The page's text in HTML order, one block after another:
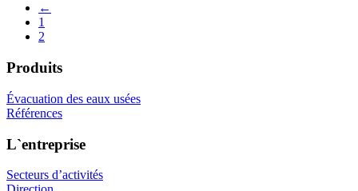
←
1
2
Produits
Évacuation des eaux usées
Références
L`entreprise
Secteurs d’activités